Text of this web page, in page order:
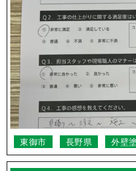
東御市 長野県 外壁